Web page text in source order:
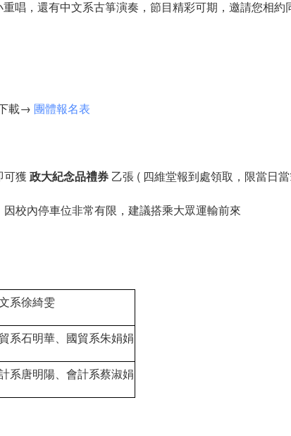
唱，還有中文系古箏演奏，節目精彩可期，邀請您相
載→ 團體報名表
可獲 政大紀念品禮券 乙張 ( 四維堂報到處領取，限當日當
校內停車位非常有限，建議搭乘大眾運輸前來
系徐綺雯
系石明華、國貿系朱娟娟
系唐明陽、會計系蔡淑娟